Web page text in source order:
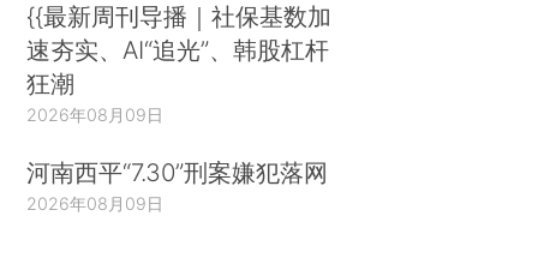
{{最新周刊导播｜社保基数加
速夯实、AI“追光”、韩股杠杆
狂潮
2026年08月09日
河南西平“7.30”刑案嫌犯落网
2026年08月09日